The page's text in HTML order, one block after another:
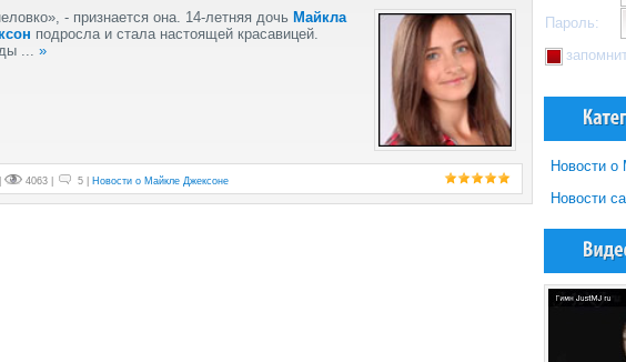
- признается она. 14-летняя дочь Майкла
подросла и стала настоящей красавицей.
... »
4063 | 5 | Новости о Майкле Джексоне
Пароль:
Новости о
Новости